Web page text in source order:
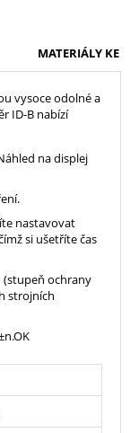
MATERIÁLY KE
vysoce odolné a
ID-B nabízí
na displej
nastavovat
si ušetříte čas
(stupeň ochrany
strojních